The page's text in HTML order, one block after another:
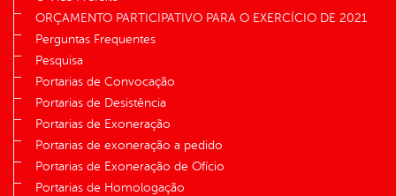
ORÇAMENTO PARTICIPATIVO PARA O EXERCÍCIO DE 2021
Perguntas Frequentes
Pesquisa
Portarias de Convocação
Portarias de Desistência
Portarias de Exoneração
Portarias de exoneração a pedido
Portarias de Exoneração de Ofício
Portarias de Homologação